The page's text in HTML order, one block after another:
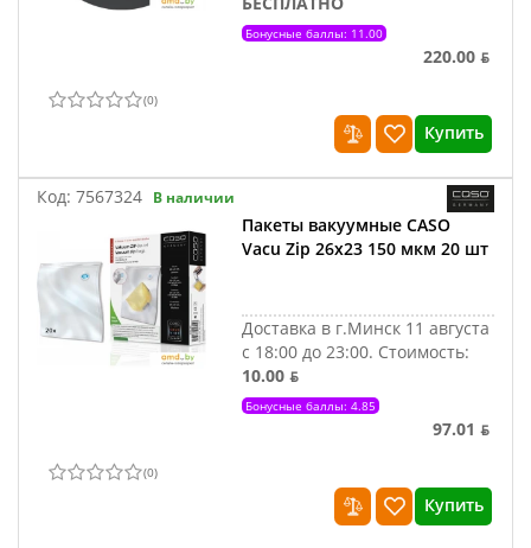
Бонусные баллы: 11.00
220.00 ƃ
(0)
Купить
Код: 7567324 В наличии
Пакеты вакуумные CASO
Vacu Zip 26x23 150 мкм 20 шт
Доставка в г.Минск 11 августа
с 18:00 до 23:00. Стоимость:
10.00 ƃ
Бонусные баллы: 4.85
97.01 ƃ
(0)
Купить